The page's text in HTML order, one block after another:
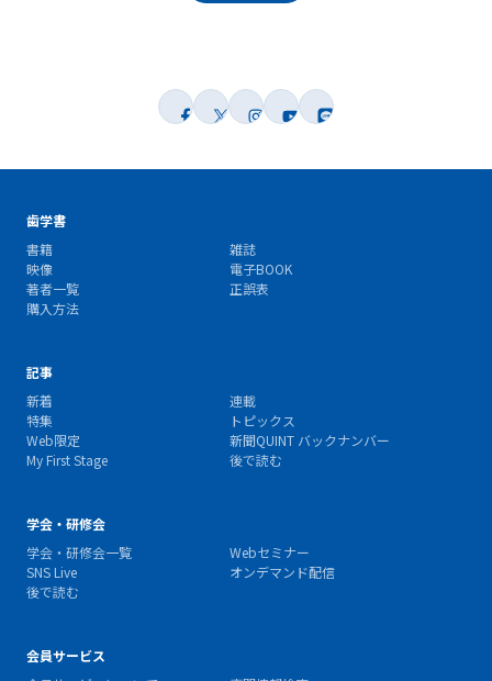
歯学書
書籍
雑誌
映像
電子BOOK
著者一覧
正誤表
購入方法
記事
新着
連載
特集
トピックス
Web限定
新聞QUINT バックナンバー
My First Stage
後で読む
学会・研修会
学会・研修会一覧
Webセミナー
SNS Live
オンデマンド配信
後で読む
会員サービス